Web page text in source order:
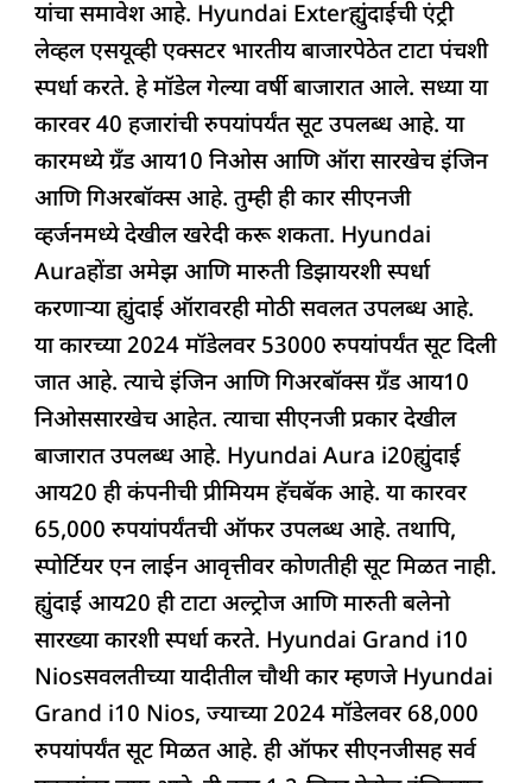
यांचा समावेश आहे. Hyundai Exterह्युंदाईची एंट्री
लेव्हल एसयूव्ही एक्सटर भारतीय बाजारपेठेत टाटा पंचशी
स्पर्धा करते. हे मॉडेल गेल्या वर्षी बाजारात आले. सध्या या
कारवर 40 हजारांची रुपयांपर्यंत सूट उपलब्ध आहे. या
कारमध्ये ग्रँड आय10 निओस आणि ऑरा सारखेच इंजिन
आणि गिअरबॉक्स आहे. तुम्ही ही कार सीएनजी
व्हर्जनमध्ये देखील खरेदी करू शकता. Hyundai
Auraहोंडा अमेझ आणि मारुती डिझायरशी स्पर्धा
करणाऱ्या ह्युंदाई ऑरावरही मोठी सवलत उपलब्ध आहे.
या कारच्या 2024 मॉडेलवर 53000 रुपयांपर्यंत सूट दिली
जात आहे. त्याचे इंजिन आणि गिअरबॉक्स ग्रँड आय10
निओससारखेच आहेत. त्याचा सीएनजी प्रकार देखील
बाजारात उपलब्ध आहे. Hyundai Aura i20ह्युंदाई
आय20 ही कंपनीची प्रीमियम हॅचबॅक आहे. या कारवर
65,000 रुपयांपर्यंतची ऑफर उपलब्ध आहे. तथापि,
स्पोर्टियर एन लाईन आवृत्तीवर कोणतीही सूट मिळत नाही.
ह्युंदाई आय20 ही टाटा अल्ट्रोज आणि मारुती बलेनो
सारख्या कारशी स्पर्धा करते. Hyundai Grand i10
Niosसवलतीच्या यादीतील चौथी कार म्हणजे Hyundai
Grand i10 Nios, ज्याच्या 2024 मॉडेलवर 68,000
रुपयांपर्यंत सूट मिळत आहे. ही ऑफर सीएनजीसह सर्व